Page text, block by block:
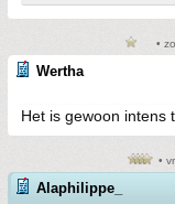
•
Wertha
Het is gewoon intens
•
Alaphilippe_